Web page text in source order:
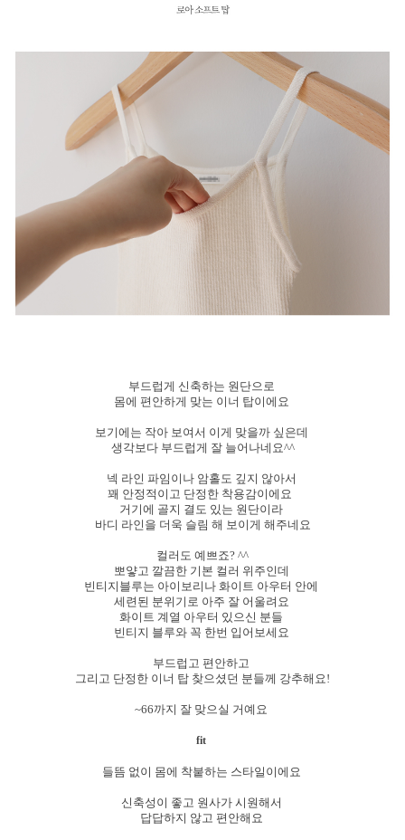
부드럽게 신축하는 원단으로
몸에 편안하게 맞는 이너 탑이에요
보기에는 작아 보여서 이게 맞을까 싶은데
생각보다 부드럽게 잘 늘어나네요^^
넥 라인 파임이나 암홀도 깊지 않아서
꽤 안정적이고 단정한 착용감이에요
거기에 골지 결도 있는 원단이라
바디 라인을 더욱 슬림 해 보이게 해주네요
컬러도 예쁘죠? ^^
뽀얗고 깔끔한 기본 컬러 위주인데
빈티지블루는 아이보리나 화이트 아우터 안에
세련된 분위기로 아주 잘 어울려요
화이트 계열 아우터 있으신 분들
빈티지 블루와 꼭 한번 입어보세요
부드럽고 편안하고
그리고 단정한 이너 탑 찾으셨던 분들께 강추해요!
~66까지 잘 맞으실 거예요
fit
들뜸 없이 몸에 착붙하는 스타일이에요
신축성이 좋고 원사가 시원해서
답답하지 않고 편안해요